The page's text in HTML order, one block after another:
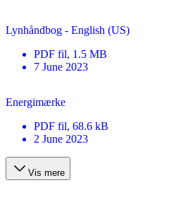
Lynhåndbog - English (US)
PDF fil, 1.5 MB
7 June 2023
Energimærke
PDF fil, 68.6 kB
2 June 2023
Vis mere